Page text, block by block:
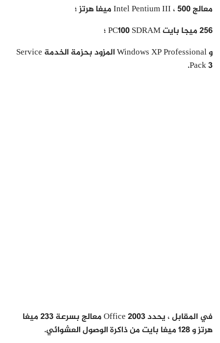
معالج Intel Pentium III ، 500 ميغا هرتز ؛
256 ميجا بايت PC100 SDRAM ؛
و Windows XP Professional المزود بحزمة الخدمة Service
Pack 3.
في المقابل ، يحدد Office 2003 معالج بسرعة 233 ميغا
هرتز و 128 ميغا بايت من ذاكرة الوصول العشوائي.